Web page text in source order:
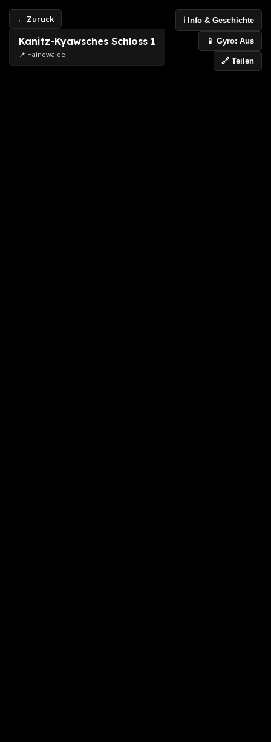
← Zurück
Kanitz-Kyawsches Schloss 1
📍 Hainewalde
ℹ️ Info & Geschichte
📱 Gyro: Aus
🔗 Teilen